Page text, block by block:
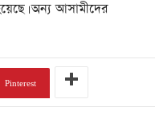
অন্য আসামীদের
Pinterest